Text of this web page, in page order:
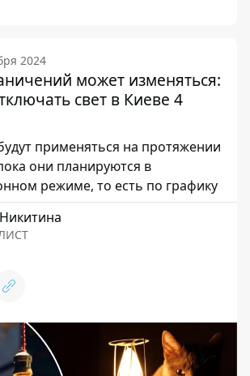
2024
может изменяться:
свет в Киеве 4
применяться на протяжении
они планируются в
режиме, то есть по графику